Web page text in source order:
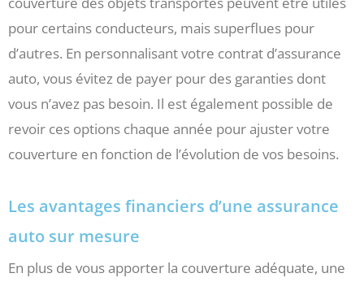
pour certains conducteurs, mais superflues pour
d’autres. En personnalisant votre contrat d’assurance
auto, vous évitez de payer pour des garanties dont
vous n’avez pas besoin. Il est également possible de
revoir ces options chaque année pour ajuster votre
couverture en fonction de l’évolution de vos besoins.
Les avantages financiers d’une assurance
auto sur mesure
En plus de vous apporter la couverture adéquate, une